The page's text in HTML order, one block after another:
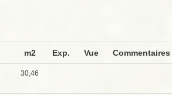
m2 Exp. Vue Commentaires
30,46